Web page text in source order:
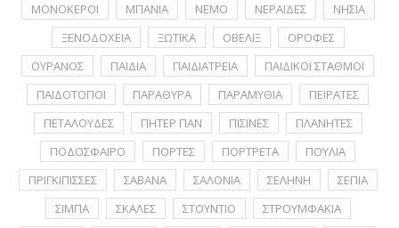
ΜΟΝΟΚΕΡΟΙ
ΜΠΑΝΙΑ ΝΕΜΟ ΝΕΡΑΪΔΕΣ
ΝΗΣΙΑ
ΞΕΝΟΔΟΧΕΙΑ
ΞΩΤΙΚΑ ΟΒΕΛΙΞ
ΟΡΟΦΕΣ
ΟΥΡΑΝΟΣ
ΠΑΙΔΙΑ ΠΑΙΔΙΑΤΡΕΙΑ
ΠΑΙΔΙΚΟΙ ΣΤΑΘΜΟΙ
ΠΑΙΔΟΤΟΠΟΙ
ΠΑΡΑΘΥΡΑ ΠΑΡΑΜΥΘΙΑ
ΠΕΙΡΑΤΕΣ
ΠΕΤΑΛΟΥΔΕΣ
ΠΗΤΕΡ ΠΑΝ ΠΙΣΙΝΕΣ
ΠΛΑΝΗΤΕΣ
ΠΟΔΟΣΦΑΙΡΟ
ΠΟΡΤΕΣ ΠΟΡΤΡΕΤA
ΠΟΥΛΙΑ
ΠΡΙΓΚΙΠΙΣΣΕΣ
ΣΑΒΑΝΑ ΣΑΛΟΝΙΑ ΣΕΛΗΝΗ
ΣΕΠΙΑ
ΣΙΜΠΑ
ΣΚΑΛΕΣ ΣΤΟΥΝΤΙΟ
ΣΤΡΟΥΜΦΑΚΙΑ